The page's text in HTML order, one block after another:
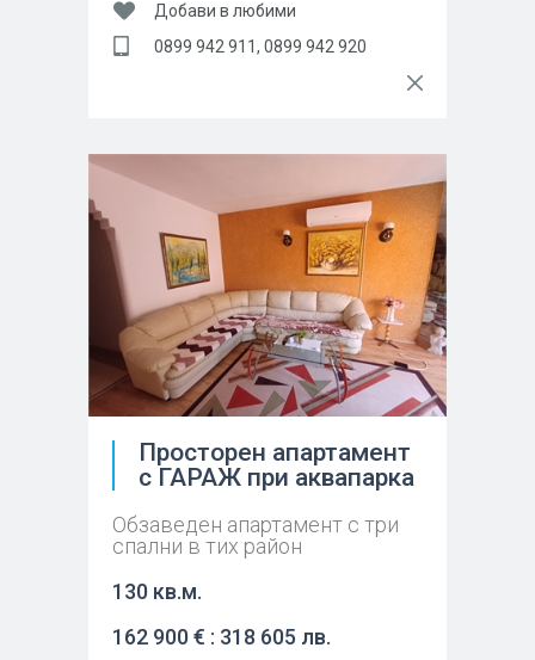
Добави в любими
0899 942 911, 0899 942 920
Просторен апартамент
с ГАРАЖ при аквапарка
Обзаведен апартамент с три
спални в тих район
130 кв.м.
162 900 € : 318 605 лв.